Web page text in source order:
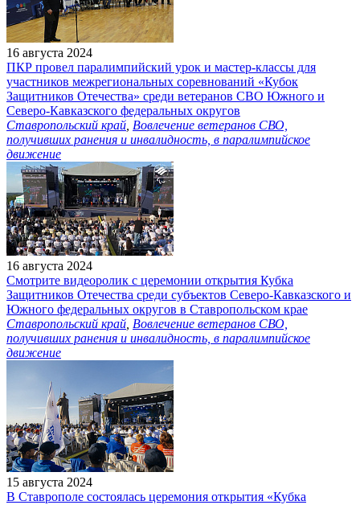
16 августа 2024
ПКР провел паралимпийский урок и мастер-классы для
участников межрегиональных соревнований «Кубок
Защитников Отечества» среди ветеранов СВО Южного и
Северо-Кавказского федеральных округов
Ставропольский край Вовлечение ветеранов СВО,
получивших ранения и инвалидность, в паралимпийское
движение
16 августа 2024
Смотрите видеоролик с церемонии открытия Кубка
Защитников Отечества среди субъектов Северо-Кавказского и
Южного федеральных округов в Ставропольском крае
Ставропольский край Вовлечение ветеранов СВО,
получивших ранения и инвалидность, в паралимпийское
движение
15 августа 2024
В Ставрополе состоялась церемония открытия «Кубка